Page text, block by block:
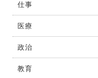
仕事
医療
政治
教育